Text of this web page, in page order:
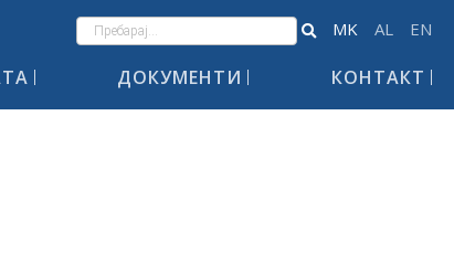
ДОКУМЕНТИ КОНТАКТ